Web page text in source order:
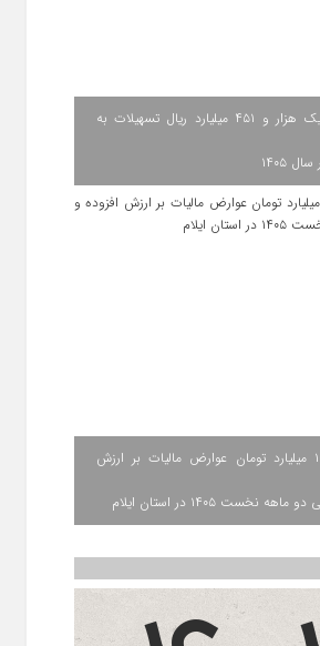
اختصاص بیش از یک هزار و ۴۵۱ میلیارد ریال تسهیلات به
۱۴۰۵
اینفوگرافی توزیع ۱۰۷ میلیارد تومان عوارض مالیات بر ارزش
۱۴۰۵ در استان ایلام